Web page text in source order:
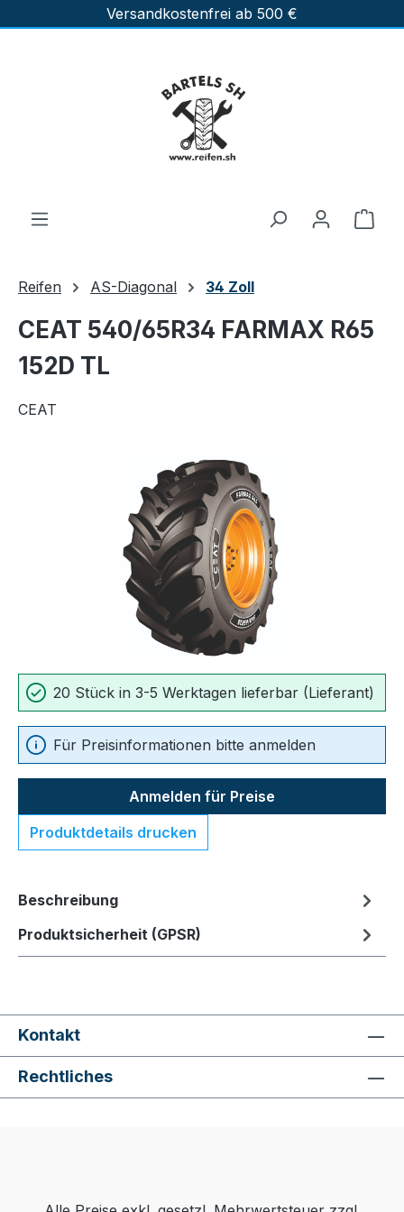
Zum Hauptinhalt springenVersandkostenfrei ab 500 €
Reifen AS-Diagonal 34 Zoll
CEAT 540/65R34 FARMAX R65
152D TL
CEAT
Bildergalerie überspringen
20 Stück in 3-5 Werktagen lieferbar (Lieferant)
Für Preisinformationen bitte anmelden
Anmelden für Preise
Produktdetails drucken
Beschreibung
Produktsicherheit (GPSR)
Kontakt
Rechtliches